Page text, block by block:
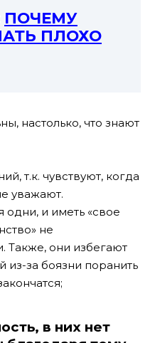
ПОЧЕМУ
ПЛОХО
настолько, что знают
т.к. чувствуют, когда
уважают.
одни, и иметь «свое
не
Также, они избегают
из-за боязни поранить
в них нет